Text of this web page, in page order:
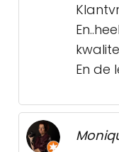
En de